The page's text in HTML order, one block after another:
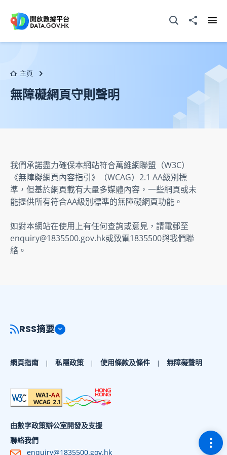
打開搜尋器分享至
主頁
無障礙網頁守則聲明
我們承諾盡力確保本網站符合萬維網聯盟（W3C）
《無障礙網頁內容指引》（WCAG）2.1 AA級別標
準，但基於網頁載有大量多媒體內容，一些網頁或未
能提供所有符合AA級別標準的無障礙網頁功能。
如對本網站在使用上有任何查詢或意見，請電郵至
enquiry@1835500.gov.hk或致電1835500與我們聯
絡。
切
RSS摘要
網頁指南 私隱政策 使用條款及條件 無障礙聲明
由數字政策辦公室開發及支援
聯絡我們
enquiry@1835500.gov.hk